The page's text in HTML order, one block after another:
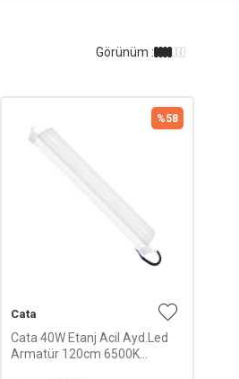
Görünüm :
%58
Cata
Cata 40W Etanj Acil Ayd.Led
Armatür 120cm 6500K